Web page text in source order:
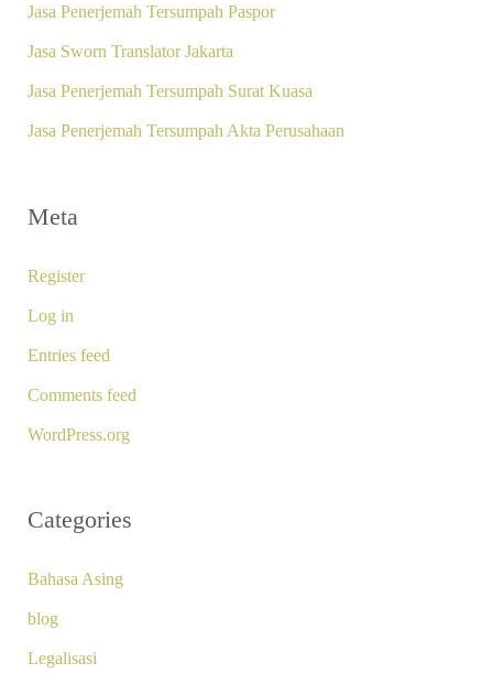
Jasa Penerjemah Tersumpah Paspor
Jasa Sworn Translator Jakarta
Jasa Penerjemah Tersumpah Surat Kuasa
Jasa Penerjemah Tersumpah Akta Perusahaan
Meta
Register
Log in
Entries feed
Comments feed
WordPress.org
Categories
Bahasa Asing
blog
Legalisasi